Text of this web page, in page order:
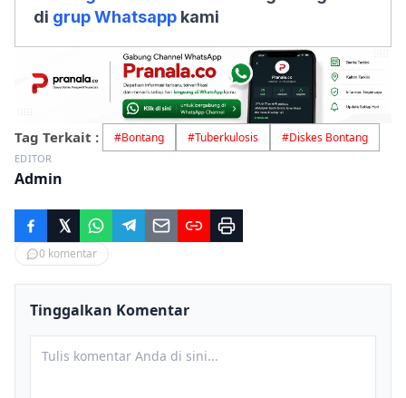
di grup Whatsapp kami
Tag Terkait : #Bontang #Tuberkulosis #Diskes Bontang
EDITOR
Admin
0 komentar
Tinggalkan Komentar